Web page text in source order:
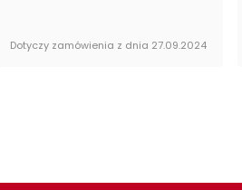
Dotyczy zamówienia z dnia 27.09.2024